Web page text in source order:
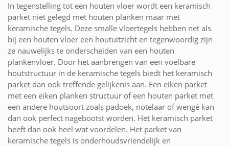
In tegenstelling tot een houten vloer wordt een keramisch
parket niet gelegd met houten planken maar met
keramische tegels. Deze smalle vloertegels hebben net als
bij een houten vloer een houtuitzicht en tegenwoordig zijn
ze nauwelijks te onderscheiden van een houten
plankenvloer. Door het aanbrengen van een voelbare
houtstructuur in de keramische tegels biedt het keramisch
parket dan ook treffende gelijkenis aan. Een eiken parket
met een eiken planken structuur of een houten parket met
een andere houtsoort zoals padoek, notelaar of wengé kan
dan ook perfect nagebootst worden. Het keramisch parket
heeft dan ook heel wat voordelen. Het parket van
keramische tegels is onderhoudsvriendelijk en